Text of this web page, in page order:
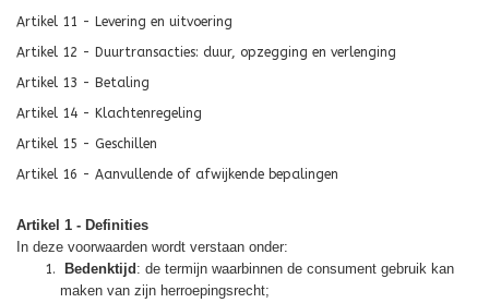
Artikel 11 - Levering en uitvoering
Artikel 12 - Duurtransacties: duur, opzegging en verlenging
Artikel 13 - Betaling
Artikel 14 - Klachtenregeling
Artikel 15 - Geschillen
Artikel 16 - Aanvullende of afwijkende bepalingen
Artikel 1 - Definities
In deze voorwaarden wordt verstaan onder:
Bedenktijd : de termijn waarbinnen de consument gebruik kan
maken van zijn herroepingsrecht;